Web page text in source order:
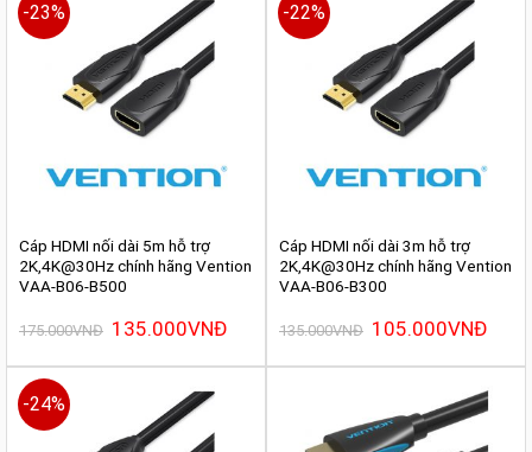
-23%
Cáp HDMI nối dài 5m hỗ trợ
2K,4K@30Hz chính hãng Vention
VAA-B06-B500
175.000VNĐ Giá
gốc
175.000VNĐ.
135.000VNĐGiá
là:
-22%
Cáp HDMI nối dài 3m hỗ trợ
2K,4K@30Hz chính hãng Vention
VAA-B06-B300
135.000VNĐ Giá
gốc
135.000VNĐ.
105.000VNĐGiá
là:
-24%